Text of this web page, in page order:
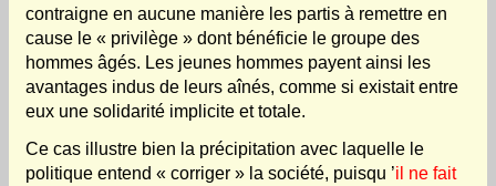
contraigne en aucune manière les partis à remettre en
cause le « privilège » dont bénéficie le groupe des
hommes âgés. Les jeunes hommes payent ainsi les
avantages indus de leurs aînés, comme si existait entre
eux une solidarité implicite et totale.
Ce cas illustre bien la précipitation avec laquelle le
politique entend « corriger » la société, puisqu ’il ne fait